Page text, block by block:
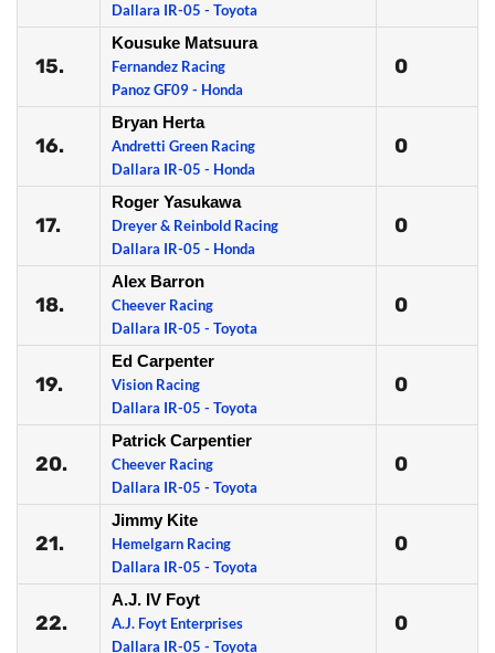
Dallara IR-05 - Toyota
15.
Kousuke Matsuura
Fernandez Racing
Panoz GF09 - Honda
0
16.
Bryan Herta
Andretti Green Racing
Dallara IR-05 - Honda
0
17.
Roger Yasukawa
Dreyer & Reinbold Racing
Dallara IR-05 - Honda
0
18.
Alex Barron
Cheever Racing
Dallara IR-05 - Toyota
0
19.
Ed Carpenter
Vision Racing
Dallara IR-05 - Toyota
0
20.
Patrick Carpentier
Cheever Racing
Dallara IR-05 - Toyota
0
21.
Jimmy Kite
Hemelgarn Racing
Dallara IR-05 - Toyota
0
22.
A.J. IV Foyt
A.J. Foyt Enterprises
Dallara IR-05 - Toyota
0